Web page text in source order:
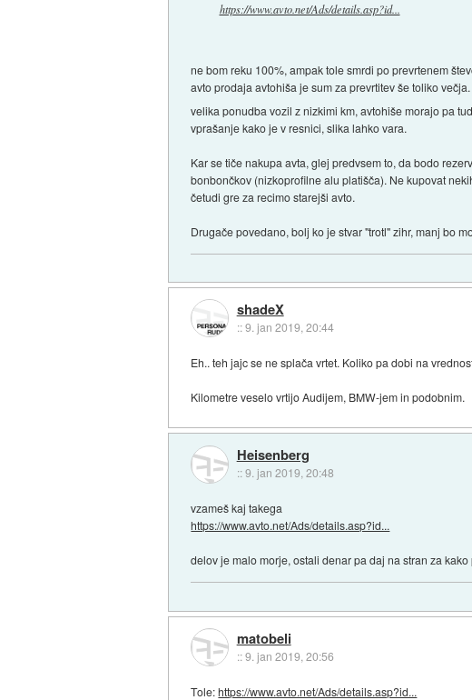
https://www.avto.net/Ads/details.asp?id...
ne bom reku 100%, ampak tole smrdi po prevrtenem
avto prodaja avtohiša je sum za prevrtitev še toliko
velika ponudba vozil z nizkimi km, avtohiše morajo pa
vprašanje kako je v resnici, slika lahko vara.
Kar se tiče nakupa avta, glej predvsem to, da bodo
bonbončkov (nizkoprofilne alu platišča). Ne kupovat
četudi gre za recimo starejši avto.
Drugače povedano, bolj ko je stvar "trotl" zihr, manj bo
shadeX
::9. jan 2019, 20:44
Eh.. teh jajc se ne splača vrtet. Koliko pa dobi na
Kilometre veselo vrtijo Audijem, BMW-jem in podobnim.
Heisenberg
::9. jan 2019, 20:48
vzameš kaj takega
https://www.avto.net/Ads/details.asp?id...
delov je malo morje, ostali denar pa daj na stran za
matobeli
::9. jan 2019, 20:56
Tole:https://www.avto.net/Ads/details.asp?id...